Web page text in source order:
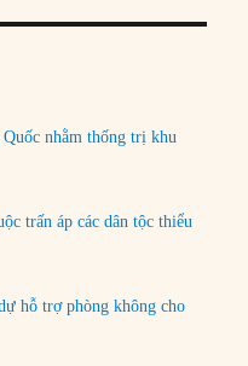
nhằm thống trị khu
trấn áp các dân tộc thiểu
hỗ trợ phòng không cho